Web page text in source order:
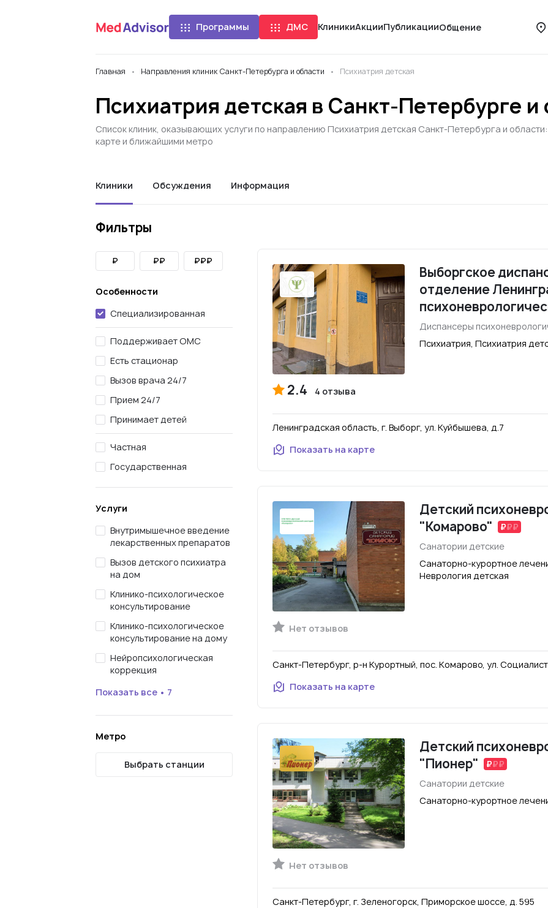
Программы ДМС КлиникиАкцииПубликацииОбщение
Главная Направления клиник Санкт-Петербурга и области Психиатрия детская
Психиатрия детская в Санкт-Петербурге и
Список клиник, оказывающих услуги по направлению Психиатрия детская Санкт-Петербурга и
карте и ближайшими метро
Клиники Обсуждения Информация
Фильтры
₽ ₽₽ ₽₽₽
Особенности
Специализированная
Поддерживает ОМС
Есть стационар
Вызов врача 24/7
Прием 24/7
Принимает детей
Частная
Государственная
Услуги
Внутримышечное введение
лекарственных препаратов
Вызов детского психиатра
на дом
Клинико-психологическое
консультирование
Клинико-психологическое
консультирование на дому
Нейропсихологическая
коррекция
Показать все • 7
Метро
Выбрать станции
Выборгское
отделение
Диспансеры
Психиатрия, Психиатрия
2.4 4 отзыва
Ленинградская область, г. Выборг, ул. Куйбышева, д.7
Показать на карте
Детский
"Комарово"
Санатории детские
Санаторно-курортное
Неврология детская
Нет отзывов
Санкт-Петербург, р-н Курортный, пос. Комарово, ул.
Показать на карте
Детский
"Пионер"
Санатории детские
Санаторно-курортное
Нет отзывов
Санкт-Петербург, г. Зеленогорск, Приморское шоссе, д. 595